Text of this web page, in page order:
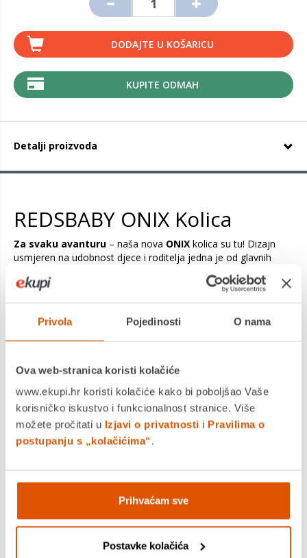
Privola Pojedinosti O nama
Ova web-stranica koristi kolačiće
www.ekupi.hr koristi kolačiće kako bi poboljšao Vaše
korisničko iskustvo i funkcionalnost stranice. Više
možete pročitati u Izjavi o privatnosti i Pravilima o
postupanju s „kolačićima“.
Prihvaćam sve
Postavke kolačića
DODAJTE U KOŠARICU
KUPITE ODMAH
Detalji proizvoda
REDSBABY ONIX Kolica
Za svaku avanturu – naša nova ONIXkolica su tu! Dizajn
usmjeren na udobnost djece i roditelja jedna je od glavnih
karakteristika ONIX-a – najboljih Redsbaby kolica za jedno
dijete do sada!
JEDNA SEKUNDA ZA SKLAPANJE,
JEDNA RUKA ZA UPRAVLJANJE
obzira na smjer u kojem je montirano sportsko sjedalo.
Glavne značajke:
Brzo sklapanje jednom rukom, sa sjedalom u oba smjera
Izuzetno kompaktna kada su sklopljena
Prikladna za djecu do četvrte godine života
Velika, lako dostupna shopping košara nosivosti do 10 kg
Kompatibilna s ONIX COSY košarom za novorođenče
(košara se kupuje zasebno)